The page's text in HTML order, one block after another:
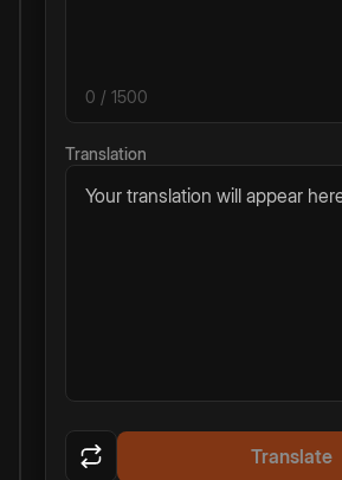
0 / 1500
Translation
Your translation will appear
Translate